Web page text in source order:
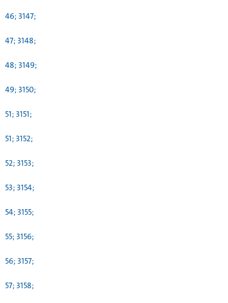
46; 3147;
47; 3148;
48; 3149;
49; 3150;
51; 3151;
51; 3152;
52; 3153;
53; 3154;
54; 3155;
55; 3156;
56; 3157;
57; 3158;